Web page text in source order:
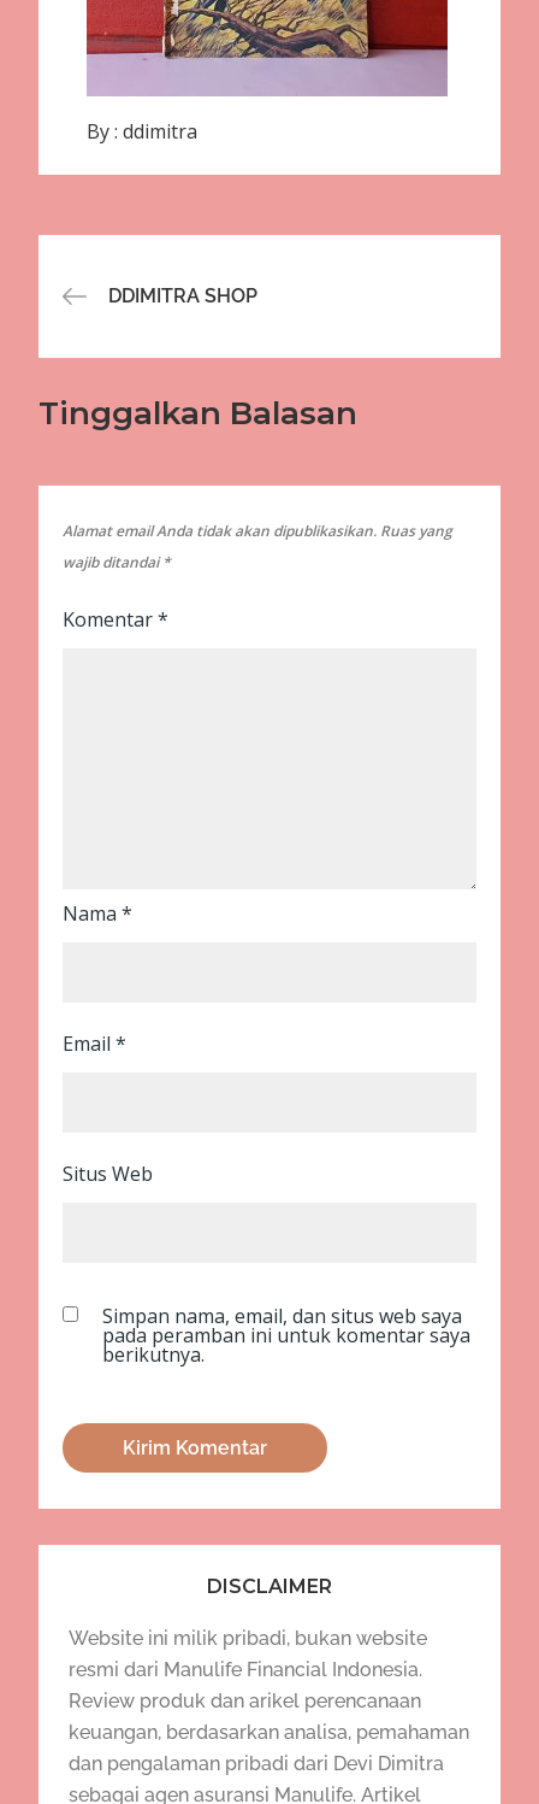
By :ddimitra
Navigasi
pos
DDIMITRA SHOP
Tinggalkan Balasan
Alamat email Anda tidak akan dipublikasikan. Ruas yang
wajib ditandai*
Komentar*
Nama*
Email*
Situs Web
Simpan nama, email, dan situs web saya
pada peramban ini untuk komentar saya
berikutnya.
DISCLAIMER
Website ini milik pribadi, bukan website
resmi dari Manulife Financial Indonesia.
Review produk dan arikel perencanaan
keuangan, berdasarkan analisa, pemahaman
dan pengalaman pribadi dari Devi Dimitra
sebagai agen asuransi Manulife. Artikel